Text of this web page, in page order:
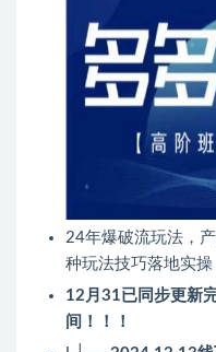
24年爆破流玩法，
种玩法技巧落地实操
12月31已同步更新
间！！！